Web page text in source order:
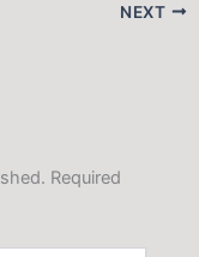
NEXT
Required